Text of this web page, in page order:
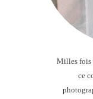
Milles fois
ce